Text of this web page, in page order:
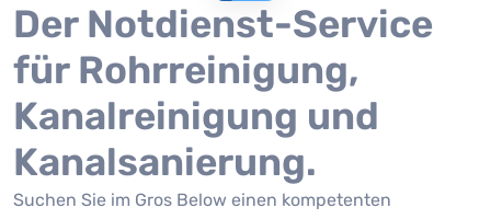
Der Notdienst-Service
für Rohrreinigung,
Kanalreinigung und
Kanalsanierung.
Suchen Sie im Gros Below einen kompetenten